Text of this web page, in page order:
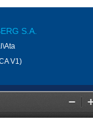
S.A.
V1)